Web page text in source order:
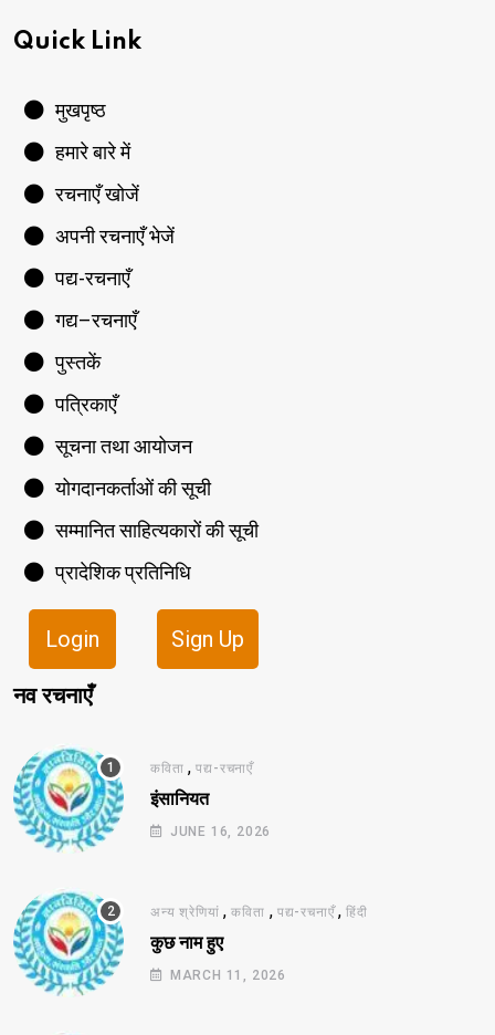
Quick Link
मुखपृष्ठ
हमारे बारे में
रचनाएँ खोजें
अपनी रचनाएँ भेजें
पद्य-रचनाएँ
गद्य–रचनाएँ
पुस्तकें
पत्रिकाएँ
सूचना तथा आयोजन
योगदानकर्ताओं की सूची
सम्मानित साहित्यकारों की सूची
प्रादेशिक प्रतिनिधि
Login Sign Up
नव रचनाएँ
कविता ,पद्य-रचनाएँ
इंसानियत
JUNE 16, 2026
अन्य श्रेणियां ,कविता , पद्य-रचनाएँ,हिंदी
कुछ नाम हुए
MARCH 11, 2026